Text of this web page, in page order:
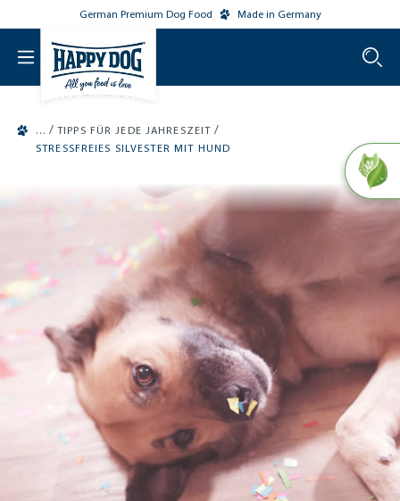
main contentGerman Premium Dog Food Made in Germany
/ TIPPS FÜR JEDE JAHRESZEIT /
STRESSFREIES SILVESTER MIT HUND